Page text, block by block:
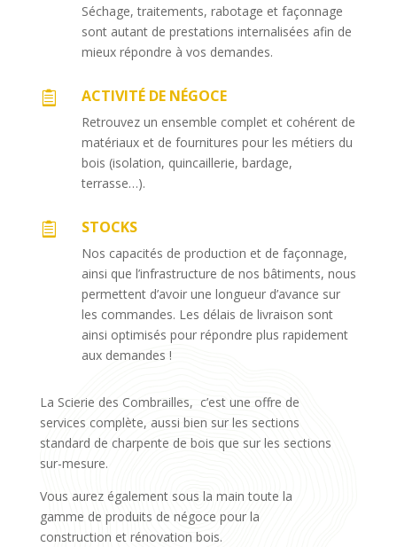
Séchage, traitements, rabotage et façonnage
sont autant de prestations internalisées afin de
mieux répondre à vos demandes.
 ACTIVITÉ DE NÉGOCE
Retrouvez un ensemble complet et cohérent de
matériaux et de fournitures pour les métiers du
bois (isolation, quincaillerie, bardage,
terrasse…).
 STOCKS
Nos capacités de production et de façonnage,
ainsi que l’infrastructure de nos bâtiments, nous
permettent d’avoir une longueur d’avance sur
les commandes. Les délais de livraison sont
ainsi optimisés pour répondre plus rapidement
aux demandes !
La Scierie des Combrailles, c’est une offre de
services complète, aussi bien sur les sections
standard de charpente de bois que sur les sections
sur-mesure.
Vous aurez également sous la main toute la
gamme de produits de négoce pour la
construction et rénovation bois.